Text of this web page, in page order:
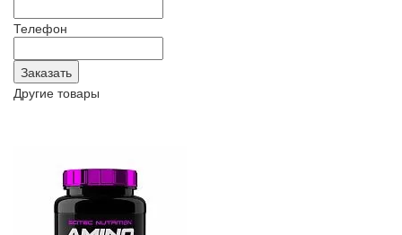
Телефон
Другие товары